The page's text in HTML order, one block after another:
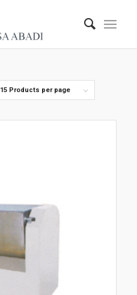
15 Products per page